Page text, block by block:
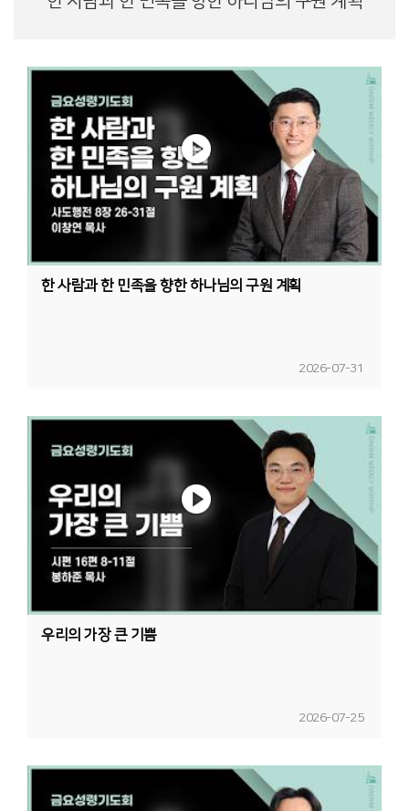
한 사람과 한 민족을 향한 하나님의 구원 계획
2026-07-31
우리의 가장 큰 기쁨
2026-07-25